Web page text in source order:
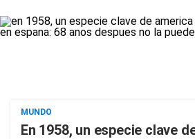
MUNDO
En 1958, un especie clave